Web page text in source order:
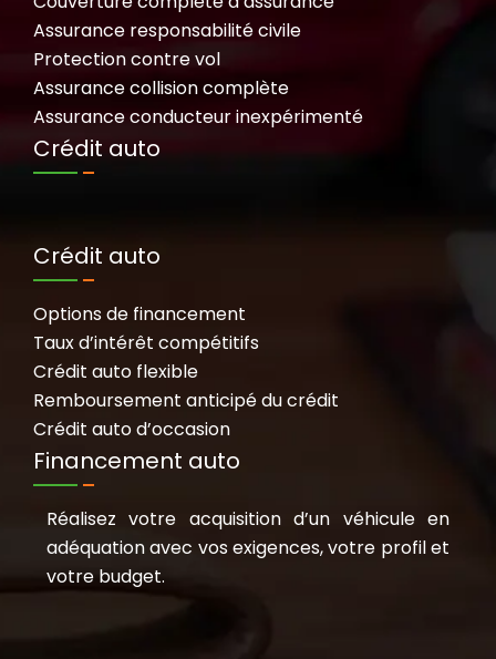
Assurance responsabilité civile
Protection contre vol
Assurance collision complète
Assurance conducteur inexpérimenté
Crédit auto
Crédit auto
Options de financement
Taux d’intérêt compétitifs
Crédit auto flexible
Remboursement anticipé du crédit
Crédit auto d’occasion
Financement auto
Réalisez votre acquisition d’un véhicule en
adéquation avec vos exigences, votre profil et
votre budget.